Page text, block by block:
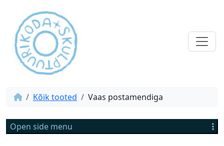
Kõik tooted Vaas postamendiga
Open side menu